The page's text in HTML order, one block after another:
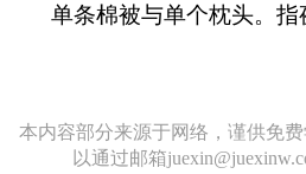
单条棉被与单个枕头。指
本内容部分来源于网络，谨供免
以通过邮箱